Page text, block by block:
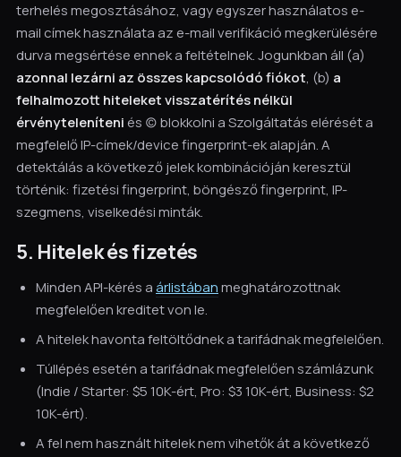
terhelés megosztásához, vagy egyszer használatos e-
mail címek használata az e-mail verifikáció megkerülésére
durva megsértése ennek a feltételnek. Jogunkban áll (a)
azonnal lezárni az összes kapcsolódó fiókot, (b) a
felhalmozott hiteleket visszatérítés nélkül
érvényteleníteni és (c) blokkolni a Szolgáltatás elérését a
megfelelő IP-címek/device fingerprint-ek alapján. A
detektálás a következő jelek kombinációján keresztül
történik: fizetési fingerprint, böngésző fingerprint, IP-
szegmens, viselkedési minták.
5. Hitelek és fizetés
Minden API-kérés aárlistábanmeghatározottnak
megfelelően kreditet von le.
A hitelek havonta feltöltődnek a tarifádnak megfelelően.
Túllépés esetén a tarifádnak megfelelően számlázunk
(Indie / Starter: $5 10K-ért, Pro: $3 10K-ért, Business: $2
10K-ért).
A fel nem használt hitelek nem vihetők át a következő